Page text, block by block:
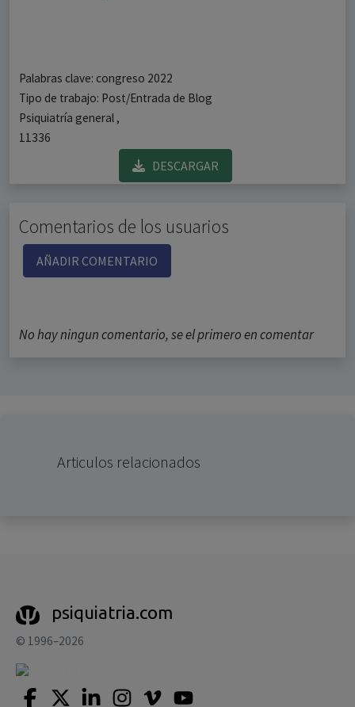
Palabras clave: congreso 2022
Tipo de trabajo: Post/Entrada de Blog
Psiquiatría general ,
11336
DESCARGAR
Comentarios de los usuarios
AÑADIR COMENTARIO
No hay ningun comentario, se el primero en comentar
Articulos relacionados
psiquiatria.com
© 1996–2026